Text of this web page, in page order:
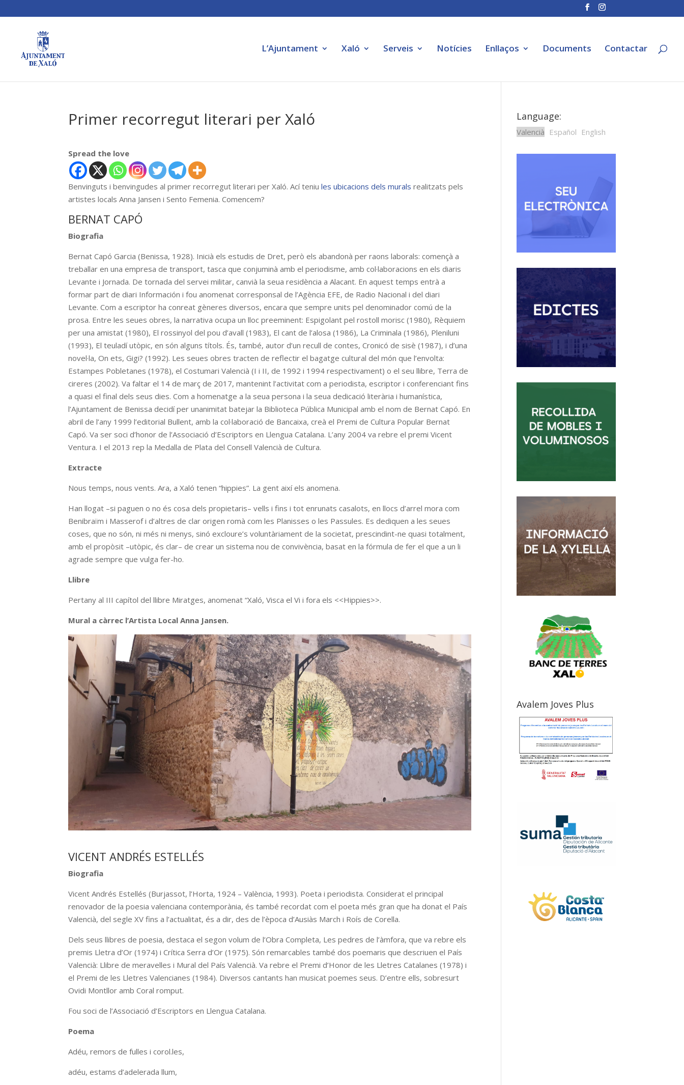
L’Ajuntament Xaló Serveis Notícies Enllaços Documents Contactar
Primer recorregut literari per Xaló
Spread the love
Benvinguts i benvingudes al primer recorregut literari per Xaló. Ací teniules ubicacions dels murals realitzats pels
artistes locals Anna Jansen i Sento Femenia. Comencem?
BERNAT CAPÓ
Biografia
Bernat Capó Garcia (Benissa, 1928). Inicià els estudis de Dret, però els abandonà per raons laborals: començà a
treballar en una empresa de transport, tasca que conjuminà amb el periodisme, amb col·laboracions en els diaris
Levante i Jornada. De tornada del servei militar, canvià la seua residència a Alacant. En aquest temps entrà a
formar part de diari Información i fou anomenat corresponsal de l’Agència EFE, de Radio Nacional i del diari
Levante. Com a escriptor ha conreat gèneres diversos, encara que sempre units pel denominador comú de la
prosa. Entre les seues obres, la narrativa ocupa un lloc preeminent: Espigolant pel rostoll morisc (1980), Rèquiem
per una amistat (1980), El rossinyol del pou d’avall (1983), El cant de l’alosa (1986), La Criminala (1986), Pleniluni
(1993), El teuladí utòpic, en són alguns títols. És, també, autor d’un recull de contes, Cronicó de sisè (1987), i d’una
novel·la, On ets, Gigi? (1992). Les seues obres tracten de reflectir el bagatge cultural del món que l’envolta:
Estampes Pobletanes (1978), el Costumari Valencià (I i II, de 1992 i 1994 respectivament) o el seu llibre, Terra de
cireres (2002). Va faltar el 14 de març de 2017, mantenint l’activitat com a periodista, escriptor i conferenciant fins
a quasi el final dels seus dies. Com a homenatge a la seua persona i la seua dedicació literària i humanística,
l’Ajuntament de Benissa decidí per unanimitat batejar la Biblioteca Pública Municipal amb el nom de Bernat Capó. En
abril de l’any 1999 l’editorial Bullent, amb la col·laboració de Bancaixa, creà el Premi de Cultura Popular Bernat
Capó. Va ser soci d’honor de l’Associació d’Escriptors en Llengua Catalana. L’any 2004 va rebre el premi Vicent
Ventura. I el 2013 rep la Medalla de Plata del Consell Valencià de Cultura.
Extracte
Nous temps, nous vents. Ara, a Xaló tenen “hippies”. La gent així els anomena.
Han llogat –si paguen o no és cosa dels propietaris– vells i fins i tot enrunats casalots, en llocs d’arrel mora com
Benibraïm i Masserof i d’altres de clar origen romà com les Planisses o les Passules. Es dediquen a les seues
coses, que no són, ni més ni menys, sinó excloure’s voluntàriament de la societat, prescindint-ne quasi totalment,
amb el propòsit –utòpic, és clar– de crear un sistema nou de convivència, basat en la fórmula de fer el que a un li
agrade sempre que vulga fer-ho.
Llibre
Pertany al III capítol del llibre Miratges, anomenat “Xaló, Visca el Vi i fora els <<Hippies>>.
Mural a càrrec l’Artista Local Anna Jansen.
VICENT ANDRÉS ESTELLÉS
Biografia
Vicent Andrés Estellés (Burjassot, l’Horta, 1924 – València, 1993). Poeta i periodista. Considerat el principal
renovador de la poesia valenciana contemporània, és també recordat com el poeta més gran que ha donat el País
Valencià, del segle XV fins a l’actualitat, és a dir, des de l’època d’Ausiàs March i Roís de Corella.
Dels seus llibres de poesia, destaca el segon volum de l’Obra Completa, Les pedres de l’àmfora, que va rebre els
premis Lletra d’Or (1974) i Crítica Serra d’Or (1975). Són remarcables també dos poemaris que descriuen el País
Valencià: Llibre de meravelles i Mural del País Valencià. Va rebre el Premi d’Honor de les Lletres Catalanes (1978) i
el Premi de les Lletres Valencianes (1984). Diversos cantants han musicat poemes seus. D’entre ells, sobresurt
Ovidi Montllor amb Coral romput.
Fou soci de l’Associació d’Escriptors en Llengua Catalana.
Poema
Adéu, remors de fulles i corol.les,
adéu, estams d’adelerada llum,
Language:
Valencià Español English
Avalem Joves Plus